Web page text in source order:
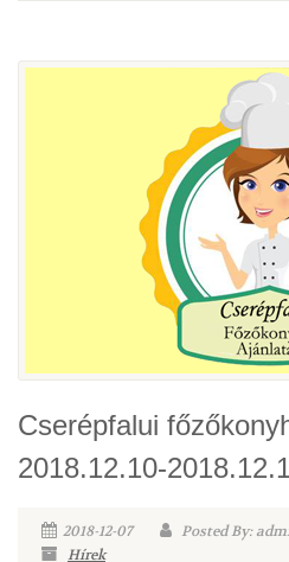
Cserépfalui
2018.12.10-
2018-12-07
Posted By:
Hírek